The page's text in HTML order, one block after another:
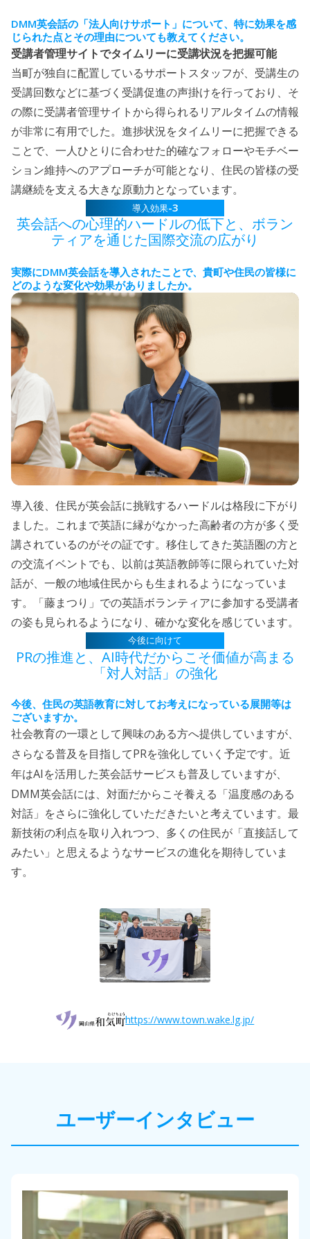
DMM英会話の「法人向けサポート」について、特に効果を感
じられた点とその理由についても教えてください。
受講者管理サイトでタイムリーに受講状況を把握可能
当町が独自に配置しているサポートスタッフが、受講生の
受講回数などに基づく受講促進の声掛けを行っており、そ
の際に受講者管理サイトから得られるリアルタイムの情報
が非常に有用でした。進捗状況をタイムリーに把握できる
ことで、一人ひとりに合わせた的確なフォローやモチベー
ション維持へのアプローチが可能となり、住民の皆様の受
講継続を支える大きな原動力となっています。
導入効果-3
英会話への心理的ハードルの低下と、 ボラン
ティアを通じた国際交流の広がり
実際にDMM英会話を導入されたことで、貴町や住民の皆様に
どのような変化や効果がありましたか。
導入後、住民が英会話に挑戦するハードルは格段に下がり
ました。これまで英語に縁がなかった高齢者の方が多く受
講されているのがその証です。移住してきた英語圏の方と
の交流イベントでも、以前は英語教師等に限られていた対
話が、一般の地域住民からも生まれるようになっていま
す。「藤まつり」での英語ボランティアに参加する受講者
の姿も見られるようになり、確かな変化を感じています。
今後に向けて
PRの推進と、 AI時代だからこそ価値が高まる
「対人対話」の強化
今後、住民の英語教育に対してお考えになっている展開等は
ございますか。
社会教育の一環として興味のある方へ提供していますが、
さらなる普及を目指してPRを強化していく予定です。近
年はAI を活用した英会話サービスも普及していますが、
DMM英会話には、対面だからこそ養える「温度感のある
対話」をさらに強化していただきたいと考えています。最
新技術の利点を取り入れつつ、多くの住民が「直接話して
みたい」と思えるようなサービスの進化を期待していま
す。
https://www.town.wake.lg.jp/
ユーザーインタビュー